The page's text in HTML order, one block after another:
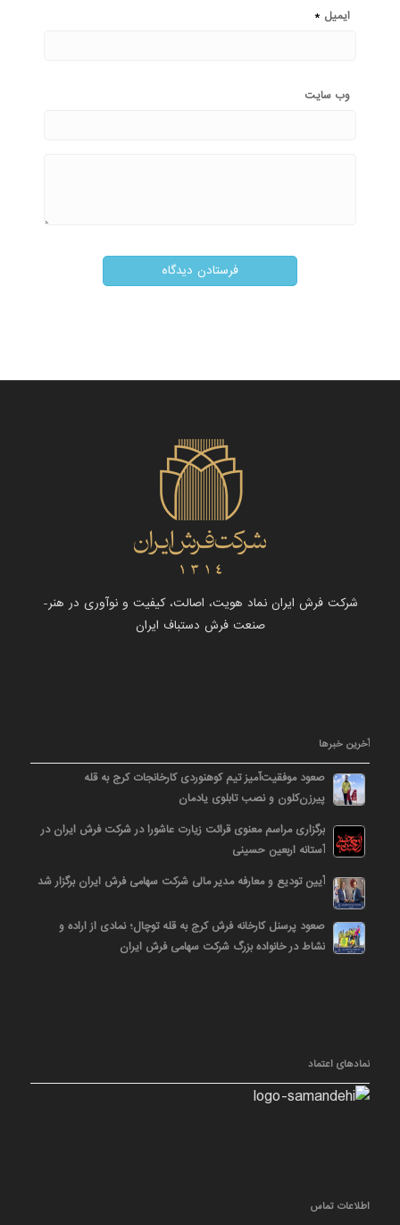
ایمیل *
وب‌ سایت
شرکت فرش ایران نماد هویت، اصالت، کیفیت و نوآوری در هنر-
صنعت فرش دستباف ایران
آخرین خبرها
صعود موفقیت‌آمیز تیم کوهنوردی کارخانجات کرج به قله
پیرزن‌کلون و نصب تابلوی یادمان
برگزاری مراسم معنوی قرائت زیارت عاشورا در شرکت فرش ایران در
آستانه اربعین حسینی
آیین تودیع و معارفه مدیر مالی شرکت سهامی فرش ایران برگزار شد
صعود پرسنل کارخانه فرش کرج به قله توچال؛ نمادی از اراده و
نشاط در خانواده بزرگ شرکت سهامی فرش ایران
نمادهای اعتماد
اطلاعات تماس